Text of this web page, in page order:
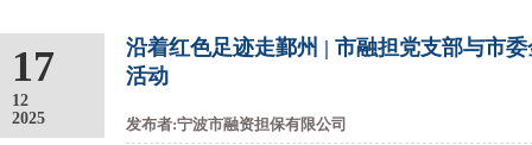
17
12
2025
沿着红色足迹走鄞州 | 市融担党支部与市
活动
发布者:宁波市融资担保有限公司